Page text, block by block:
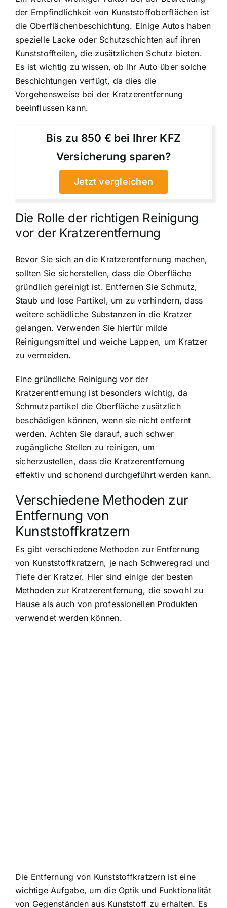
der Empfindlichkeit von Kunststoffoberflächen ist
die Oberflächenbeschichtung. Einige Autos haben
spezielle Lacke oder Schutzschichten auf ihren
Kunststoffteilen, die zusätzlichen Schutz bieten.
Es ist wichtig zu wissen, ob Ihr Auto über solche
Beschichtungen verfügt, da dies die
Vorgehensweise bei der Kratzerentfernung
beeinflussen kann.
Bis zu 850 € bei Ihrer KFZ
Versicherung sparen?
Jetzt vergleichen
Die Rolle der richtigen Reinigung
vor der Kratzerentfernung
Bevor Sie sich an die Kratzerentfernung machen,
sollten Sie sicherstellen, dass die Oberfläche
gründlich gereinigt ist. Entfernen Sie Schmutz,
Staub und lose Partikel, um zu verhindern, dass
weitere schädliche Substanzen in die Kratzer
gelangen. Verwenden Sie hierfür milde
Reinigungsmittel und weiche Lappen, um Kratzer
zu vermeiden.
Eine gründliche Reinigung vor der
Kratzerentfernung ist besonders wichtig, da
Schmutzpartikel die Oberfläche zusätzlich
beschädigen können, wenn sie nicht entfernt
werden. Achten Sie darauf, auch schwer
zugängliche Stellen zu reinigen, um
sicherzustellen, dass die Kratzerentfernung
effektiv und schonend durchgeführt werden kann.
Verschiedene Methoden zur
Entfernung von
Kunststoffkratzern
Es gibt verschiedene Methoden zur Entfernung
von Kunststoffkratzern, je nach Schweregrad und
Tiefe der Kratzer. Hier sind einige der besten
Methoden zur Kratzerentfernung, die sowohl zu
Hause als auch von professionellen Produkten
verwendet werden können.
Die Entfernung von Kunststoffkratzern ist eine
wichtige Aufgabe, um die Optik und Funktionalität
von Gegenständen aus Kunststoff zu erhalten. Es